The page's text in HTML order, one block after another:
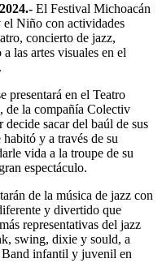
El Festival Michoacán
Niño con actividades
concierto de jazz,
las artes visuales en el
presentará en el Teatro
de la compañía Colectiv
sacar del baúl de sus
y a través de su
vida a la troupe de su
espectáculo.
de la música de jazz con
y divertido que
representativas del jazz
swing, dixie y sould, a
infantil y juvenil en